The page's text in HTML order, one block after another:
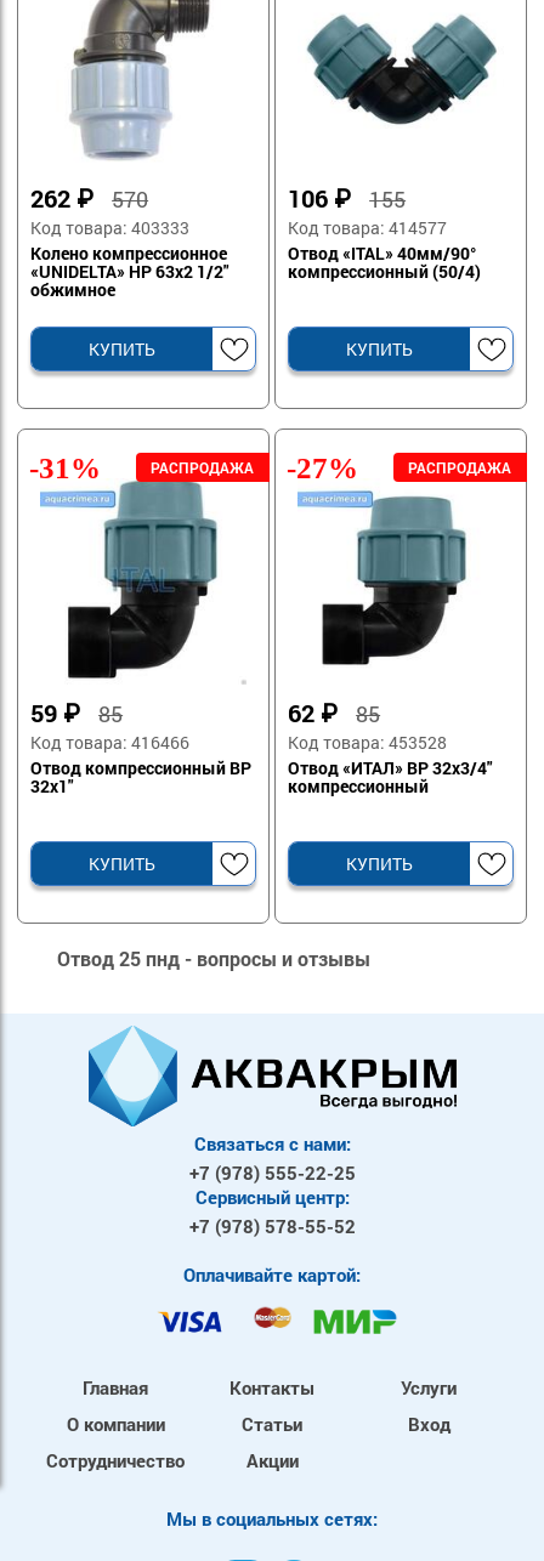
262 ₽570
Код товара: 403333
Колено компрессионное
«UNIDELTA» НР 63х2 1/2"
обжимное
КУПИТЬ
106 ₽155
Код товара: 414577
Отвод «ITAL» 40мм/90°
компрессионный (50/4)
КУПИТЬ
59 ₽85
Код товара: 416466
Отвод компрессионный ВР
32х1"
КУПИТЬ
-31%
62 ₽85
Код товара: 453528
Отвод «ИТАЛ» ВР 32х3/4"
компрессионный
КУПИТЬ
-27%
Отвод 25 пнд - вопросы и отзывы
Связаться с нами:
+7 (978) 555-22-25
Сервисный центр:
+7 (978) 578-55-52
Оплачивайте картой:
Главная
О компании
Сотрудничество
Контакты
Статьи
Акции
Услуги
Вход
Mы в социальных сетях: